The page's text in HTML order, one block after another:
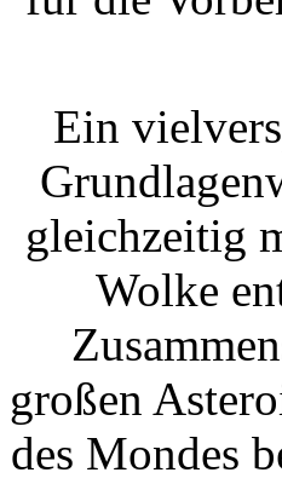
Ein
gleichzeitig
Wolke
großen
des Mondes